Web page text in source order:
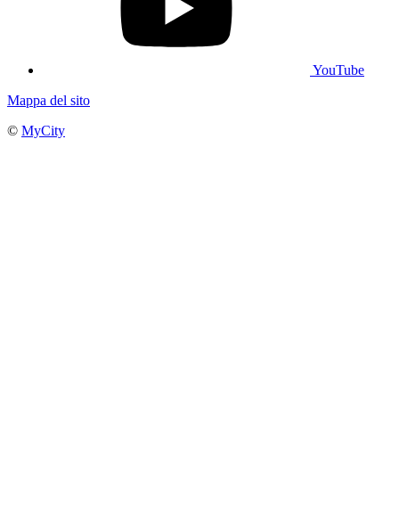
YouTube
Mappa del sito
© MyCity